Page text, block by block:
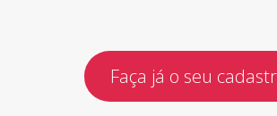
Faça já o seu